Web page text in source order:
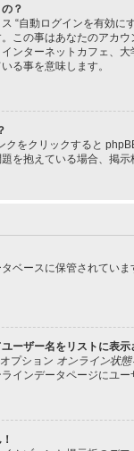
？
“自動ログインを有効
この事はあなたのアカ
ンターネットカフェ、
る事を意味します。
クをクリックすると
を抱えている場合、掲
ベースに保管されてい
ーザー名をリストに表
プション オンライン状
インデータページにユ